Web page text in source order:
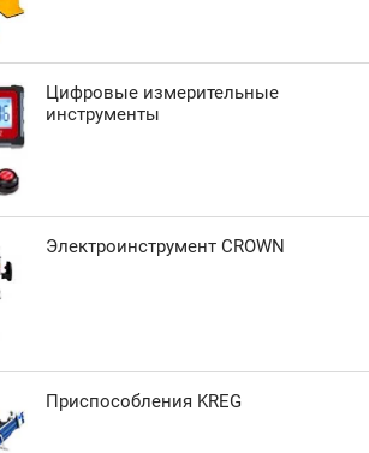
Цифровые измерительные
инструменты
Электроинструмент CROWN
Приспособления KREG